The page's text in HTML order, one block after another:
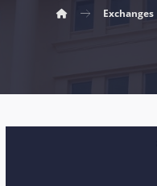
Exchanges